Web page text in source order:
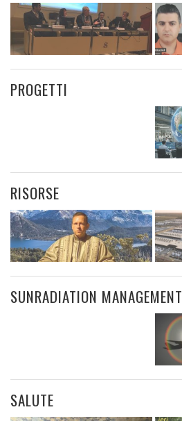
PROGETTI
RISORSE
SUNRADIATION MANAGEMENT
SALUTE